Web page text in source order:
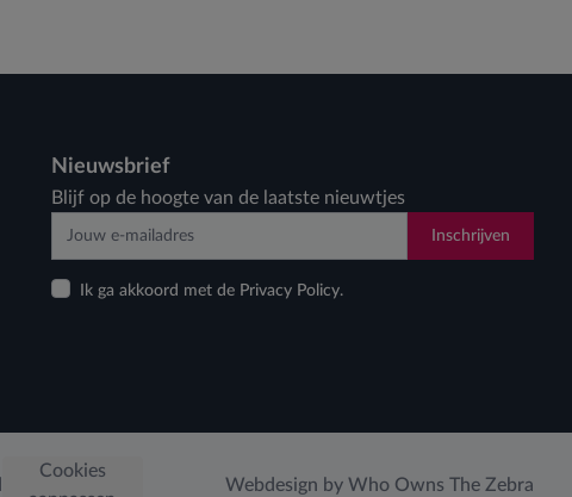
Nieuwsbrief
Blijf op de hoogte van de laatste nieuwtjes
Inschrijven
Ik ga akkoord met de Privacy Policy.
Cookies
Webdesign by Who Owns The Zebra